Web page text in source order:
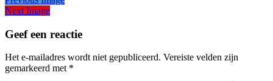
Next Image
Geef een reactie
Het e-mailadres wordt niet gepubliceerd. Vereiste velden zijn
gemarkeerd met *